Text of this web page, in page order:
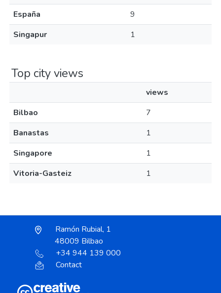
España
9
Singapur
1
Top city views
views
Bilbao
7
Banastas
1
Singapore
1
Vitoria-Gasteiz
1
Ramón Rubial, 1
48009 Bilbao
+34 944 139 000
Contact